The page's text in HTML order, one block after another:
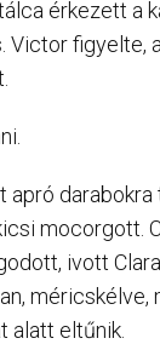
érkezett a
Victor figyelte,
apró
mocorgott.
ivott
méricskélve,
alatt eltűnik.